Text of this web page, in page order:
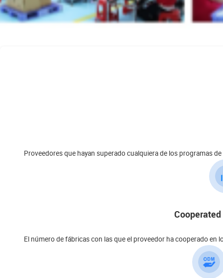
Proveedores que hayan superado cualquiera de los programas
El número de fábricas con las que el proveedor ha cooperado